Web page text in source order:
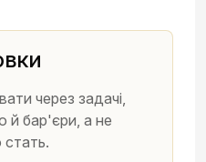
через задачі,
й бар'єри, а не
стать.